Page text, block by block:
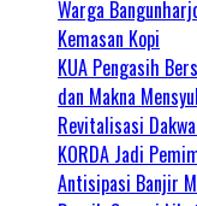
Warga
Kemasan Kopi
KUA Pengasih
dan Makna
Revitalisasi
KORDA Jadi
Antisipasi Banjir